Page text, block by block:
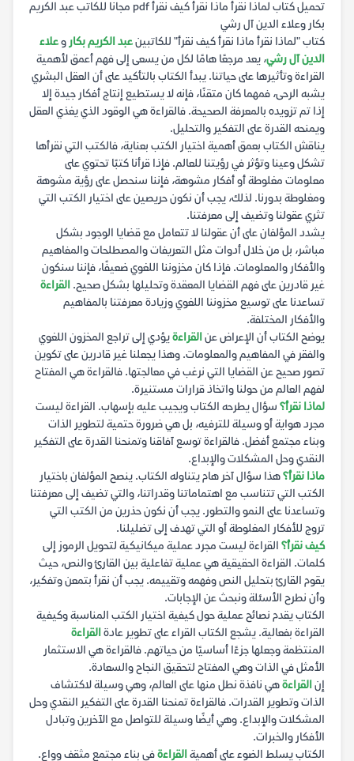
تحميل كتاب لماذا نقرأ ماذا نقرأ كيف نقرأ pdf مجانا للكاتب عبد الكريم
بكار وعلاء الدين آل رشي
كتاب "لماذا نقرأ ماذا نقرأ كيف نقرأ" للكاتبينعبد الكريم بكار وعلاء
الدين آل رشي، يعد مرجعًا هامًا لكل من يسعى إلى فهم أعمق لأهمية
القراءة وتأثيرها على حياتنا. يبدأ الكتاب بالتأكيد على أن العقل البشري
يشبه الرحى، فمهما كان متقنًا، فإنه لا يستطيع إنتاج أفكار جيدة إلا
إذا تم تزويده بالمعرفة الصحيحة. فالقراءة هي الوقود الذي يغذي العقل
ويمنحه القدرة على التفكير والتحليل.
يناقش الكتاب بعمق أهمية اختيار الكتب بعناية، فالكتب التي نقرأها
تشكل وعينا وتؤثر في رؤيتنا للعالم. فإذا قرأنا كتبًا تحتوي على
معلومات مغلوطة أو أفكار مشوهة، فإننا سنحصل على رؤية مشوهة
ومغلوطة بدورنا. لذلك، يجب أن نكون حريصين على اختيار الكتب التي
تثري عقولنا وتضيف إلى معرفتنا.
يشدد المؤلفان على أن عقولنا لا تتعامل مع قضايا الوجود بشكل
مباشر، بل من خلال أدوات مثل التعريفات والمصطلحات والمفاهيم
والأفكار والمعلومات. فإذا كان مخزوننا اللغوي ضعيفًا، فإننا سنكون
غير قادرين على فهم القضايا المعقدة وتحليلها بشكل صحيح. القراءة
تساعدنا على توسيع مخزوننا اللغوي وزيادة معرفتنا بالمفاهيم
والأفكار المختلفة.
يوضح الكتاب أن الإعراض عنالقراءةيؤدي إلى تراجع المخزون اللغوي
والفقر في المفاهيم والمعلومات. وهذا يجعلنا غير قادرين على تكوين
تصور صحيح عن القضايا التي نرغب في معالجتها. فالقراءة هي المفتاح
لفهم العالم من حولنا واتخاذ قرارات مستنيرة.
لماذا نقرأ؟ سؤال يطرحه الكتاب ويجيب عليه بإسهاب. القراءة ليست
مجرد هواية أو وسيلة للترفيه، بل هي ضرورة حتمية لتطوير الذات
وبناء مجتمع أفضل. فالقراءة توسع آفاقنا وتمنحنا القدرة على التفكير
النقدي وحل المشكلات والإبداع.
ماذا نقرأ؟هذا سؤال آخر هام يتناوله الكتاب. ينصح المؤلفان باختيار
الكتب التي تتناسب مع اهتماماتنا وقدراتنا، والتي تضيف إلى معرفتنا
وتساعدنا على النمو والتطور. يجب أن نكون حذرين من الكتب التي
تروج للأفكار المغلوطة أو التي تهدف إلى تضليلنا.
كيف نقرأ؟ القراءة ليست مجرد عملية ميكانيكية لتحويل الرموز إلى
كلمات. القراءة الحقيقية هي عملية تفاعلية بين القارئ والنص، حيث
يقوم القارئ بتحليل النص وفهمه وتقييمه. يجب أن نقرأ بتمعن وتفكير،
وأن نطرح الأسئلة ونبحث عن الإجابات.
الكتاب يقدم نصائح عملية حول كيفية اختيار الكتب المناسبة وكيفية
القراءة بفعالية. يشجع الكتاب القراء على تطوير عادةالقراءة
المنتظمة وجعلها جزءًا أساسيًا من حياتهم. فالقراءة هي الاستثمار
الأمثل في الذات وهي المفتاح لتحقيق النجاح والسعادة.
إنالقراءةهي نافذة نطل منها على العالم، وهي وسيلة لاكتشاف
الذات وتطوير القدرات. فالقراءة تمنحنا القدرة على التفكير النقدي وحل
المشكلات والإبداع. وهي أيضًا وسيلة للتواصل مع الآخرين وتبادل
الأفكار والخبرات.
الكتاب يسلط الضوء على أهميةالقراءةفي بناء مجتمع مثقف وواع.